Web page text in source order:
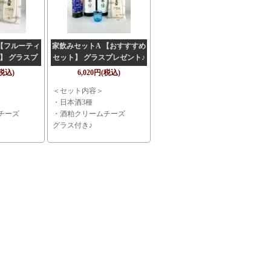
フルーティ
グラスプ
♪
込)
ーズ
家飲みセットA 【おすすすめ
セット】 グラスプレゼント♪
6,020円(税込)
＜セット内容＞
・日本酒3種
・酒粕クリームチーズ
グラス付き♪